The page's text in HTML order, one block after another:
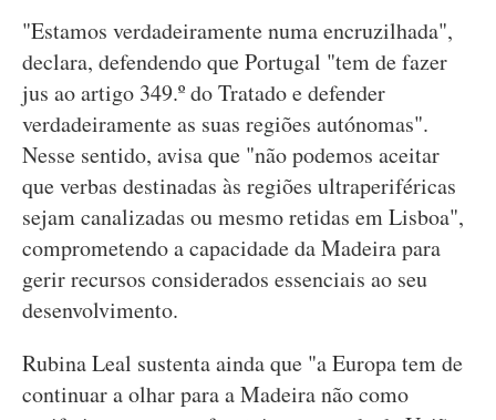
"Estamos verdadeiramente numa encruzilhada",
declara, defendendo que Portugal "tem de fazer
jus ao artigo 349.º do Tratado e defender
verdadeiramente as suas regiões autónomas".
Nesse sentido, avisa que "não podemos aceitar
que verbas destinadas às regiões ultraperiféricas
sejam canalizadas ou mesmo retidas em Lisboa",
comprometendo a capacidade da Madeira para
gerir recursos considerados essenciais ao seu
desenvolvimento.
Rubina Leal sustenta ainda que "a Europa tem de
continuar a olhar para a Madeira não como